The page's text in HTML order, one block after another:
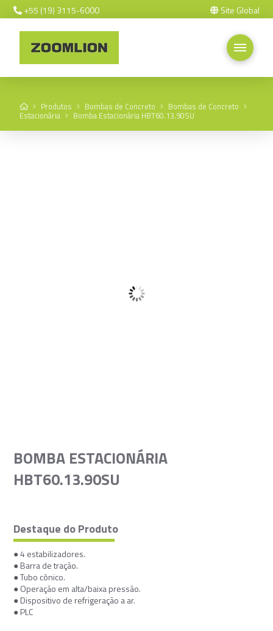
+55 (19) 3115-6000 Site Global
HomeProdutos Bombas de Concreto Bombas de Concreto
Estacionária Bomba Estacionária HBT60.13.90SU
BOMBA ESTACIONÁRIA
HBT60.13.90SU
Destaque do Produto
● 4 estabilizadores.
● Barra de tração.
● Tubo cônico.
● Operação em alta/baixa pressão.
● Dispositivo de refrigeração a ar.
● PLC